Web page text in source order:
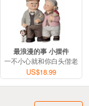
最浪漫的事 小摆件
一不小心就和你白头偕老
US$18.99